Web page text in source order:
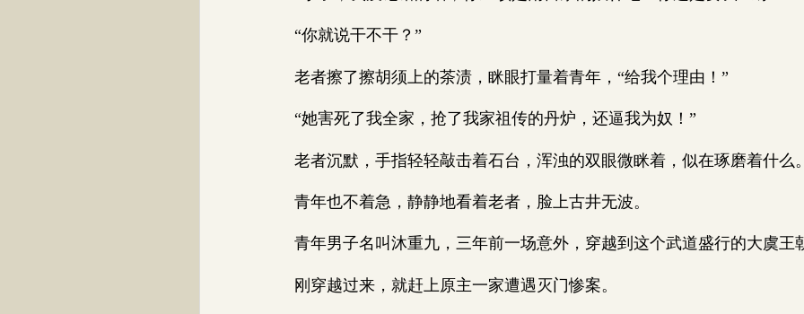
“你就说干不干？”
老者擦了擦胡须上的茶渍，眯眼打量着青年，“给我个理由！”
“她害死了我全家，抢了我家祖传的丹炉，还逼我为奴！”
老者沉默，手指轻轻敲击着石台，浑浊的双眼微眯着，似在琢磨着什么
青年也不着急，静静地看着老者，脸上古井无波。
青年男子名叫沐重九，三年前一场意外，穿越到这个武道盛行的大虞王
刚穿越过来，就赶上原主一家遭遇灭门惨案。